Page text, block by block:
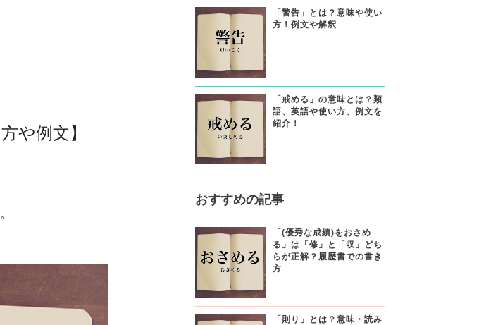
や例文】
「警告」とは？意味や使い
方！例文や解釈
「戒める」の意味とは？類
語、英語や使い方、例文を
紹介！
おすすめの記事
「(優秀な成績)をおさめ
る」は「修」と「収」どち
らが正解？履歴書での書き
方
「則り」とは？意味・読み